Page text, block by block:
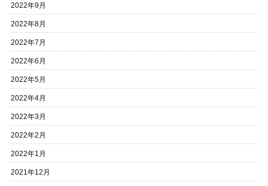
2022年9月
2022年8月
2022年7月
2022年6月
2022年5月
2022年4月
2022年3月
2022年2月
2022年1月
2021年12月